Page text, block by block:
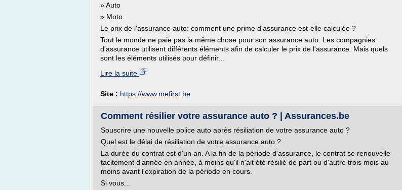
» Auto
» Moto
Le prix de l'assurance auto: comment une prime d'assurance est-elle calculée ?
Tout le monde ne paie pas la même chose pour son assurance auto. Les compagnies
d'assurance utilisent différents éléments afin de calculer le prix de l'assurance. Mais quels
sont les éléments utilisés pour définir...
Lire la suite
Site : https://www.mefirst.be
Comment résilier votre assurance auto ? | Assurances.be
Souscrire une nouvelle police auto après résiliation de votre assurance auto ?
Quel est le délai de résiliation de votre assurance auto ?
La durée du contrat est d'un an. A la fin de la période d'assurance, le contrat se renouvelle
tacitement d'année en année, à moins qu'il n'ait été résilié de part ou d'autre trois mois au
moins avant l'expiration de la période en cours.
Si vous...